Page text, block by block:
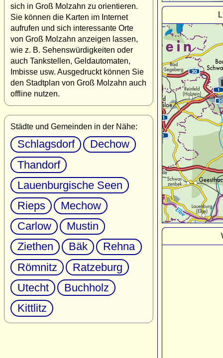
sich in Groß Molzahn zu orientieren.
Sie können die Karten im Internet
aufrufen und sich interessante Orte
von Groß Molzahn anzeigen lassen,
wie z. B. Sehenswürdigkeiten oder
auch Tankstellen, Geldautomaten,
Imbisse usw. Ausgedruckt können Sie
den Stadtplan von Groß Molzahn auch
offline nutzen.
Städte und Gemeinden in der Nähe:
Schlagsdorf
Dechow
Thandorf
Lauenburgische Seen
Rieps
Mechow
Carlow
Mustin
Ziethen
Bäk
Rehna
Römnitz
Ratzeburg
Utecht
Buchholz
Kittlitz